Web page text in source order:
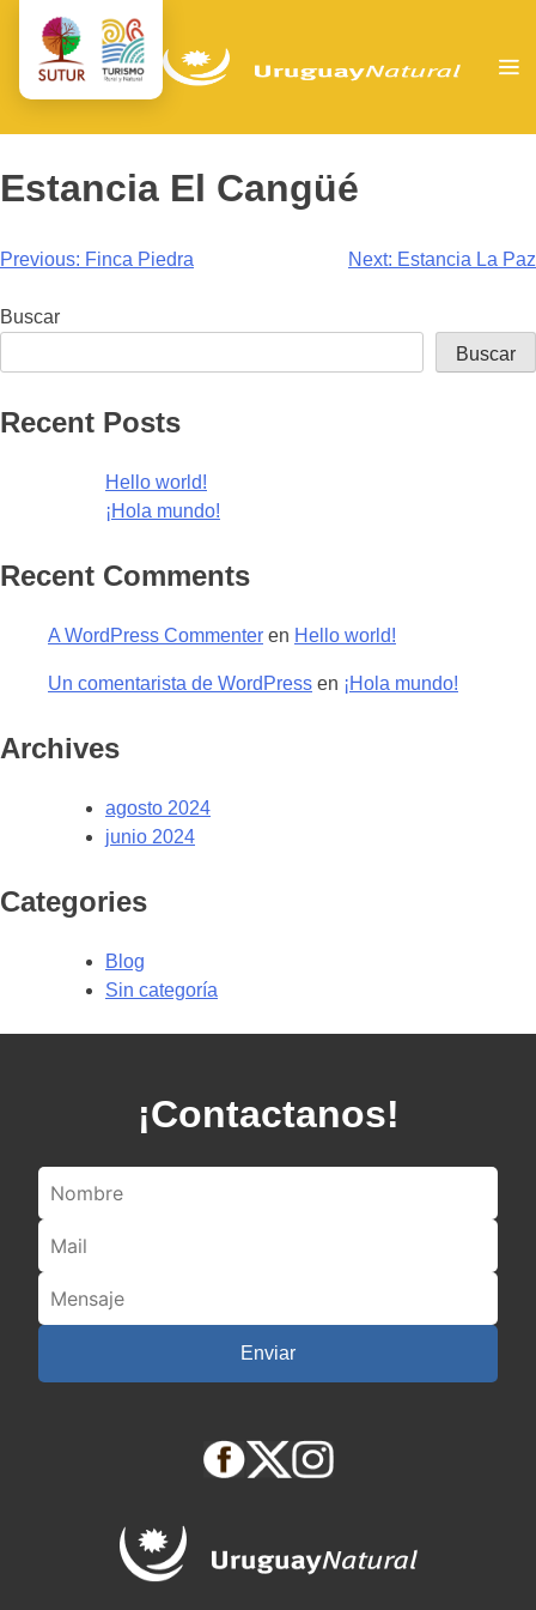
Estancia El Cangüé
Navegación
de
Previous: Finca Piedra Next: Estancia La Paz
Buscar
Buscar
Recent Posts
Hello world!
¡Hola mundo!
Recent Comments
A WordPress Commenter en Hello world!
Un comentarista de WordPress en ¡Hola mundo!
Archives
agosto 2024
junio 2024
Categories
Blog
Sin categoría
¡Contactanos!
Enviar